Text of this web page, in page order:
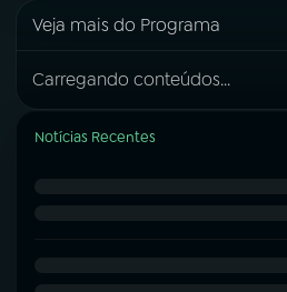
Veja mais do Programa
Carregando conteúdos...
Notícias Recentes